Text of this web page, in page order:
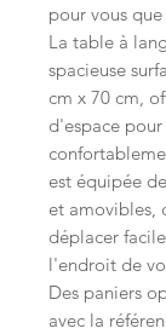
pour vous
La table à
spacieuse
cm x 70 cm,
d'espace
est équipée
et amovibles,
déplacer
l'endroit de
Des paniers
avec la